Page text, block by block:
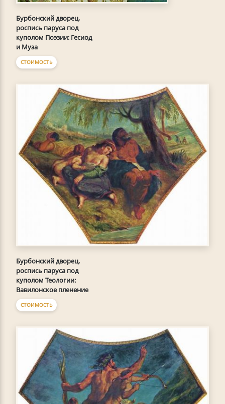
Бурбонский дворец,
роспись паруса под
куполом Поэзии: Гесиод
и Муза
СТОИМОСТЬ
Бурбонский дворец,
роспись паруса под
куполом Теологии:
Вавилонское пленение
СТОИМОСТЬ